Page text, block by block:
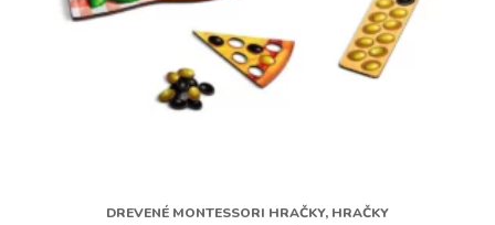
DREVENÉ MONTESSORI HRAČKY, HRAČKY